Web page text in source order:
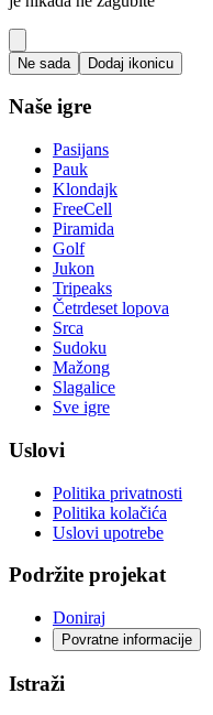
Ne sada Dodaj ikonicu
Naše igre
Pasijans
Pauk
Klondajk
FreeCell
Piramida
Golf
Jukon
Tripeaks
Četrdeset lopova
Srca
Sudoku
Mažong
Slagalice
Sve igre
Uslovi
Politika privatnosti
Politika kolačića
Uslovi upotrebe
Podržite projekat
Doniraj
Povratne informacije
Istraži